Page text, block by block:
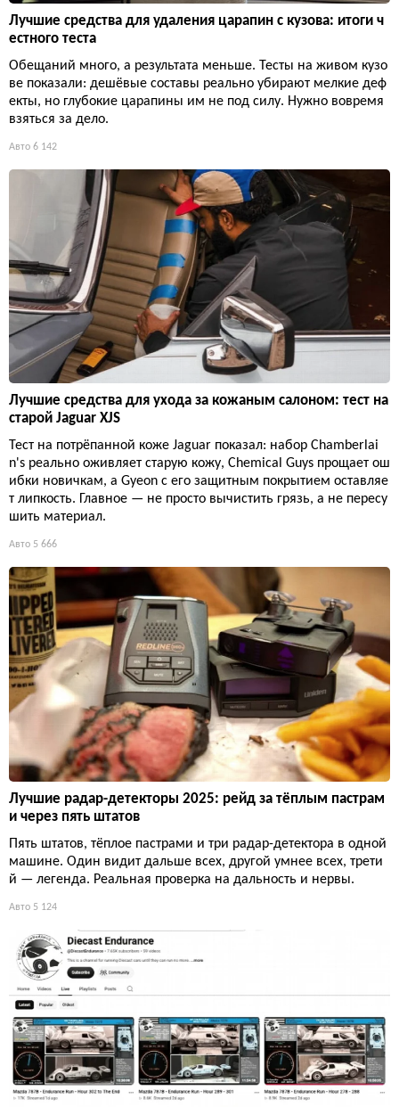
Лучшие средства для удаления царапин с кузова: итоги ч
естного теста
Обещаний много, а результата меньше. Тесты на живом кузо
ве показали: дешёвые составы реально убирают мелкие деф
екты, но глубокие царапины им не под силу. Нужно вовремя
взяться за дело.
Авто 6 142
Лучшие средства для ухода за кожаным салоном: тест на
старой Jaguar XJS
Тест на потрёпанной коже Jaguar показал: набор Chamberlai
n's реально оживляет старую кожу, Chemical Guys прощает ош
ибки новичкам, а Gyeon с его защитным покрытием оставляе
т липкость. Главное — не просто вычистить грязь, а не пересу
шить материал.
Авто 5 666
Лучшие радар-детекторы 2025: рейд за тёплым пастрам
и через пять штатов
Пять штатов, тёплое пастрами и три радар-детектора в одной
машине. Один видит дальше всех, другой умнее всех, трети
й — легенда. Реальная проверка на дальность и нервы.
Авто 5 124